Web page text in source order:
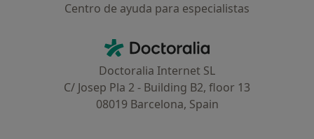
Centro de ayuda para especialistas
Doctoralia - Página de inicio
Doctoralia Internet SL
C/ Josep Pla 2 - Building B2, floor 13
08019 Barcelona, Spain